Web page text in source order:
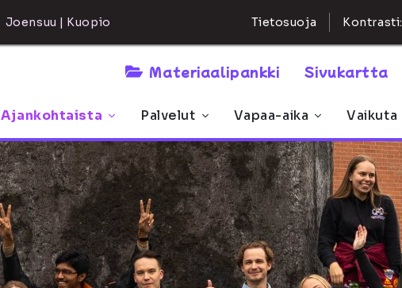
Joensuu | Kuopio Tietosuoja Kontrasti:
Materiaalipankki Sivukartta
Ajankohtaista Palvelut Vapaa-aika Vaikuta